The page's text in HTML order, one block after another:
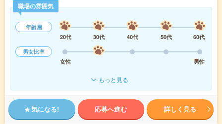
職場の雰囲気
年齢層
20代
30代 40代 50代
60代
男女比率
女性
男性
もっと見る
気になる! 応募へ進む 詳しく見る